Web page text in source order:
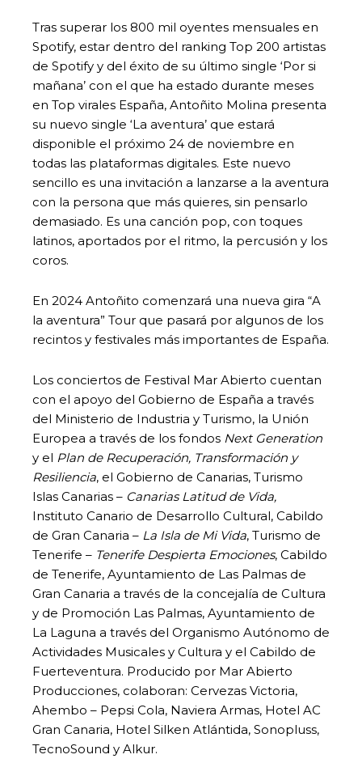
Tras superar los 800 mil oyentes mensuales en
Spotify, estar dentro del ranking Top 200 artistas
de Spotify y del éxito de su último single ‘Por si
mañana’ con el que ha estado durante meses
en Top virales España, Antoñito Molina presenta
su nuevo single ‘La aventura’ que estará
disponible el próximo 24 de noviembre en
todas las plataformas digitales. Este nuevo
sencillo es una invitación a lanzarse a la aventura
con la persona que más quieres, sin pensarlo
demasiado. Es una canción pop, con toques
latinos, aportados por el ritmo, la percusión y los
coros.
En 2024 Antoñito comenzará una nueva gira “A
la aventura” Tour que pasará por algunos de los
recintos y festivales más importantes de España.
Los conciertos de Festival Mar Abierto cuentan
con el apoyo del Gobierno de España a través
del Ministerio de Industria y Turismo, la Unión
Europea a través de los fondos Next Generation
y el Plan de Recuperación, Transformación y
Resiliencia, el Gobierno de Canarias, Turismo
Islas Canarias – Canarias Latitud de Vida,
Instituto Canario de Desarrollo Cultural, Cabildo
de Gran Canaria – La Isla de Mi Vida, Turismo de
Tenerife – Tenerife Despierta Emociones, Cabildo
de Tenerife, Ayuntamiento de Las Palmas de
Gran Canaria a través de la concejalía de Cultura
y de Promoción Las Palmas, Ayuntamiento de
La Laguna a través del Organismo Autónomo de
Actividades Musicales y Cultura y el Cabildo de
Fuerteventura. Producido por Mar Abierto
Producciones, colaboran: Cervezas Victoria,
Ahembo – Pepsi Cola, Naviera Armas, Hotel AC
Gran Canaria, Hotel Silken Atlántida, Sonopluss,
TecnoSound y Alkur.